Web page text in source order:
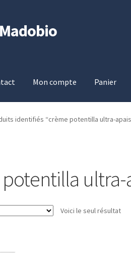
Mon compte Panier
Mon compte Panier Validation de la
identifiés “crème potentilla ultra-
ultra-
Voici le seul résultat